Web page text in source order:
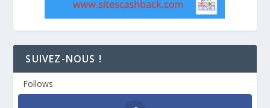
SUIVEZ-NOUS !
Follows